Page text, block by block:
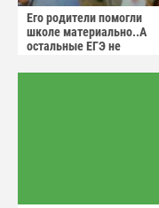
Его родители помогли
школе материально..А
остальные ЕГЭ не